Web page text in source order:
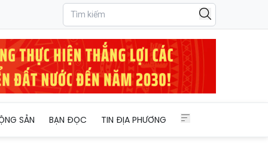
SẢN BẠN ĐỌC TIN ĐỊA PHƯƠNG